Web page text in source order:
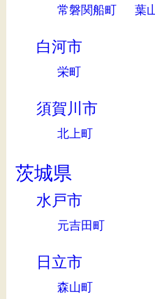
常磐関船町
葉
白河市
栄町
須賀川市
北上町
茨城県
水戸市
元吉田町
日立市
森山町